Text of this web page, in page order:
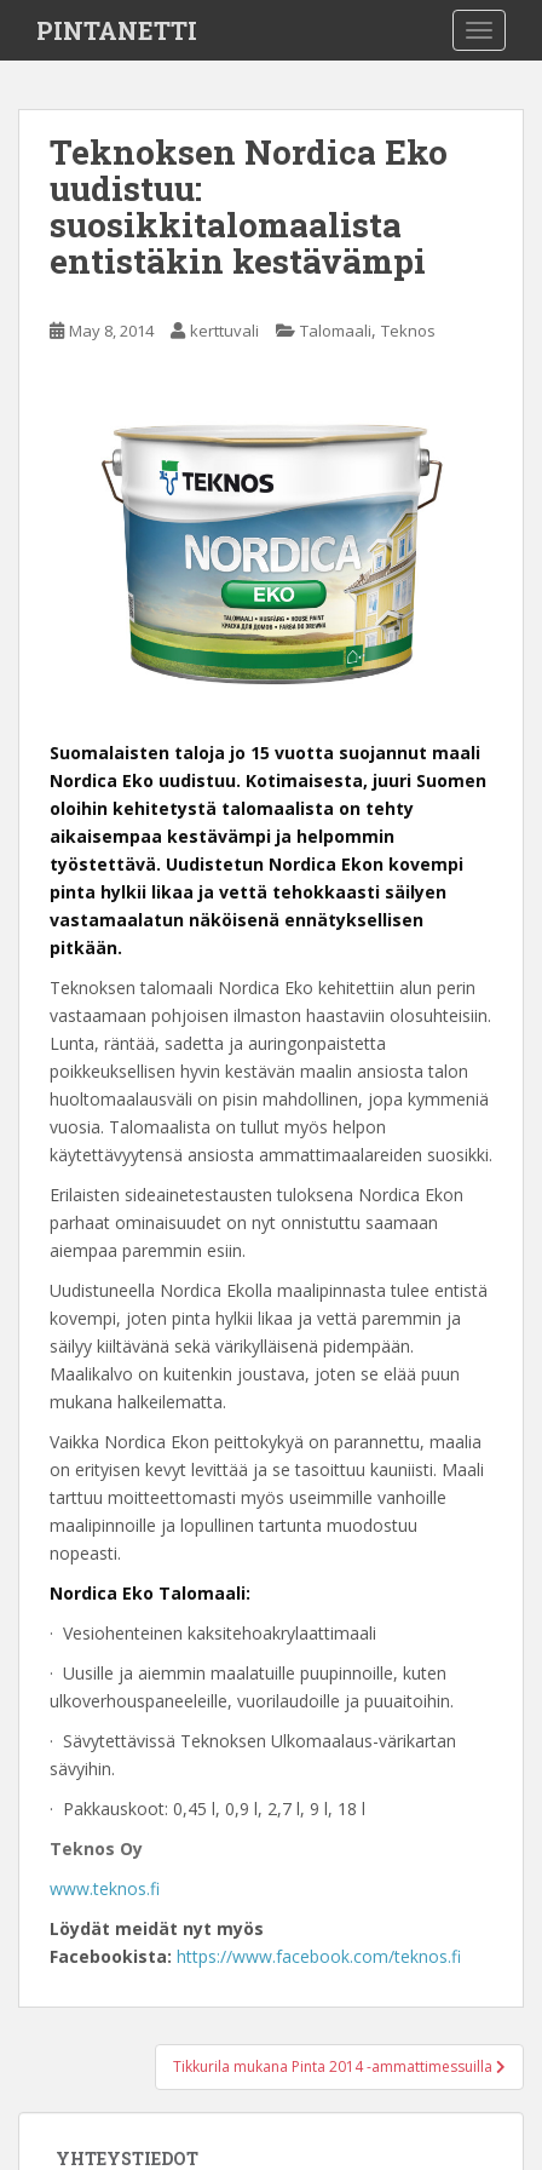
i
PINTANETTI
Teknoksen Nordica Eko
uudistuu:
suosikkitalomaalista
entistäkin kestävämpi
May 8, 2014 kerttuvali Talomaali, Teknos
Suomalaisten taloja jo 15 vuotta suojannut maali
Nordica Eko uudistuu. Kotimaisesta, juuri Suomen
oloihin kehitetystä talomaalista on tehty
aikaisempaa kestävämpi ja helpommin
työstettävä. Uudistetun Nordica Ekon kovempi
pinta hylkii likaa ja vettä tehokkaasti säilyen
vastamaalatun näköisenä ennätyksellisen
pitkään.
Teknoksen talomaali Nordica Eko kehitettiin alun perin
vastaamaan pohjoisen ilmaston haastaviin olosuhteisiin.
Lunta, räntää, sadetta ja auringonpaistetta
poikkeuksellisen hyvin kestävän maalin ansiosta talon
huoltomaalausväli on pisin mahdollinen, jopa kymmeniä
vuosia. Talomaalista on tullut myös helpon
käytettävyytensä ansiosta ammattimaalareiden suosikki.
Erilaisten sideainetestausten tuloksena Nordica Ekon
parhaat ominaisuudet on nyt onnistuttu saamaan
aiempaa paremmin esiin.
Uudistuneella Nordica Ekolla maalipinnasta tulee entistä
kovempi, joten pinta hylkii likaa ja vettä paremmin ja
säilyy kiiltävänä sekä värikylläisenä pidempään.
Maalikalvo on kuitenkin joustava, joten se elää puun
mukana halkeilematta.
Vaikka Nordica Ekon peittokykyä on parannettu, maalia
on erityisen kevyt levittää ja se tasoittuu kauniisti. Maali
tarttuu moitteettomasti myös useimmille vanhoille
maalipinnoille ja lopullinen tartunta muodostuu
nopeasti.
Nordica Eko Talomaali:
· Vesiohenteinen kaksitehoakrylaattimaali
· Uusille ja aiemmin maalatuille puupinnoille, kuten
ulkoverhouspaneeleille, vuorilaudoille ja puuaitoihin.
· Sävytettävissä Teknoksen Ulkomaalaus-värikartan
sävyihin.
· Pakkauskoot: 0,45 l, 0,9 l, 2,7 l, 9 l, 18 l
Teknos Oy
www.teknos.fi
Löydät meidät nyt myös
Facebookista: https://www.facebook.com/teknos.fi
navigation
Tikkurila mukana Pinta 2014 -ammattimessuilla
YHTEYSTIEDOT